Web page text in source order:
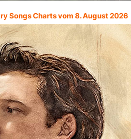
Songs Charts vom 8. August 2026